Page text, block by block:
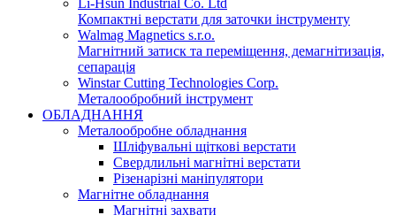
Li-Hsun Industrial Co. Ltd
Компактні верстати для заточки інструменту
Walmag Magnetics s.r.o.
Магнітний затиск та переміщення, демагнітизація,
сепарація
Winstar Cutting Technologies Corp.
Металообробний інструмент
ОБЛАДНАННЯ
Металообробне обладнання
Шліфувальні щіткові верстати
Свердлильні магнітні верстати
Різенарізні маніпулятори
Магнітне обладнання
Магнітні захвати